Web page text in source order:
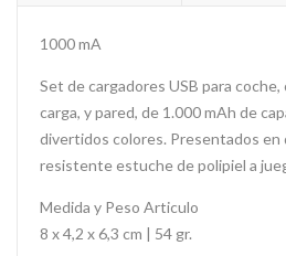
1000 mA
Set de cargadores USB para
carga, y pared, de 1.000 mAh de
divertidos colores. Presentados en
resistente estuche de polipiel a
Medida y Peso Articulo
8 x 4,2 x 6,3 cm | 54 gr.